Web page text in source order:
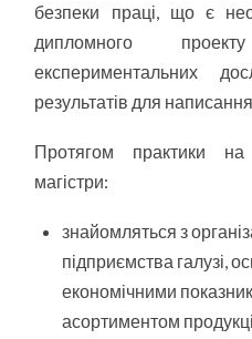
безпеки праці, що є
дипломного
експериментальних
результатів для
Протягом практики на
магістри:
знайомляться з
підприємства галузі,
економічними
асортиментом